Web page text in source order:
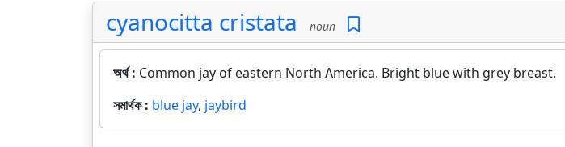
cyanocitta cristata noun
অর্থ : Common jay of eastern North America. Bright blue with grey breast.
সমার্থক : blue jay, jaybird